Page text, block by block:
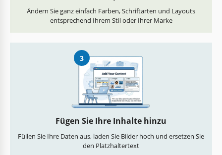
Ändern Sie ganz einfach Farben, Schriftarten und Layouts
entsprechend Ihrem Stil oder Ihrer Marke
3
Fügen Sie Ihre Inhalte hinzu
Füllen Sie Ihre Daten aus, laden Sie Bilder hoch und ersetzen Sie
den Platzhaltertext